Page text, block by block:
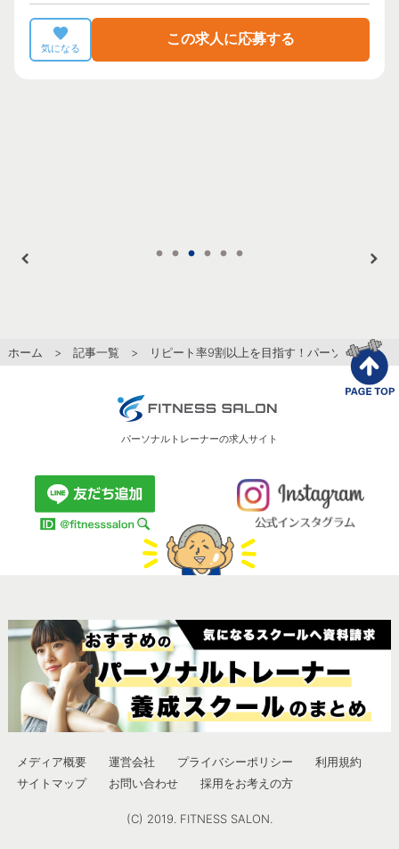
気になる
この求人に応募する
ホーム > 記事一覧 > リピート率9割以上を目指す！パーソナルトレ
パーソナルトレーナーの求人サイト
メディア概要 運営会社 プライバシーポリシー
利用規約
サイトマップ
お問い合わせ 採用をお考えの方
(C) 2019. FITNESS SALON.